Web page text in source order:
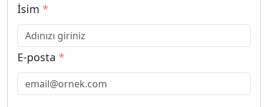
İsim *
E-posta *